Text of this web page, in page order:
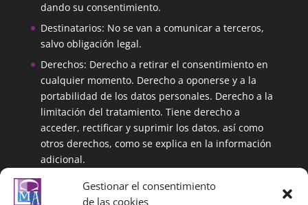
Gestionar el consentimiento
de las cookies
dando su consentimiento.
Destinatarios: No se van a comunicar a terceros,
salvo obligación legal.
Derechos: Derecho a retirar el consentimiento en
cualquier momento. Derecho a oponerse y a la
portabilidad de los datos personales. Derecho a la
limitación del tratamiento. Tiene derecho a
acceder, rectificar y suprimir los datos, así como
otros derechos, como se explica en la información
adicional.
Información adicional: Puede ampliar la
información en el siguiente enlace: